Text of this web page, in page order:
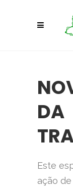
DA
Este
ação